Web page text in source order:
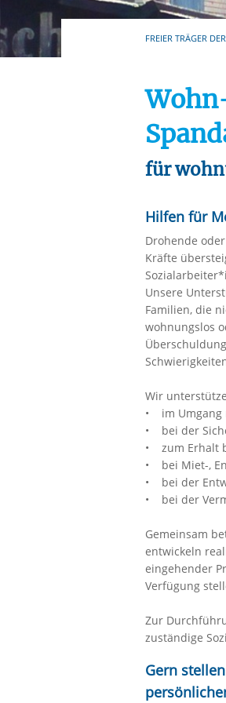
FREIER TRÄGER
für
Hilfen für
Drohende
Kräfte
Unsere
Familien, die
wohnungslos
Wir
• im Umgang
• bei der
• zum Erhalt
• bei Miet-,
• bei der
• bei der
Gemeinsam
entwickeln
eingehender
Verfügung
Zur
zuständige
Gern